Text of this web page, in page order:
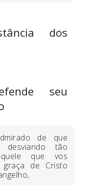
dos
seu
de que
desviando tão
que vos
graça de Cristo